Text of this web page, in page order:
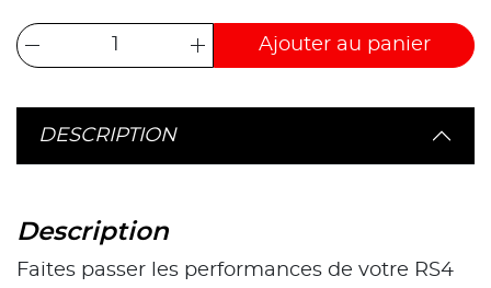
Ajouter au panier
DESCRIPTION
Description
Faites passer les performances de votre RS4